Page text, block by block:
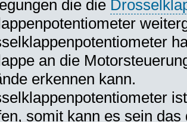
die die
an die
erkennen kann.
somit kann es sein